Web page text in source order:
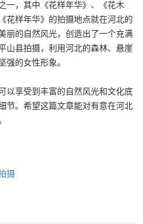
一，其中《花样年华》、《花木
花样年华》的拍摄地点就在河北的
丽的自然风光，创造出了一个充满
山县拍摄，利用河北的森林、悬崖
强的女性形象。
以享受到丰富的自然风光和文化底
节。希望这篇文章能对有意在河北
摄